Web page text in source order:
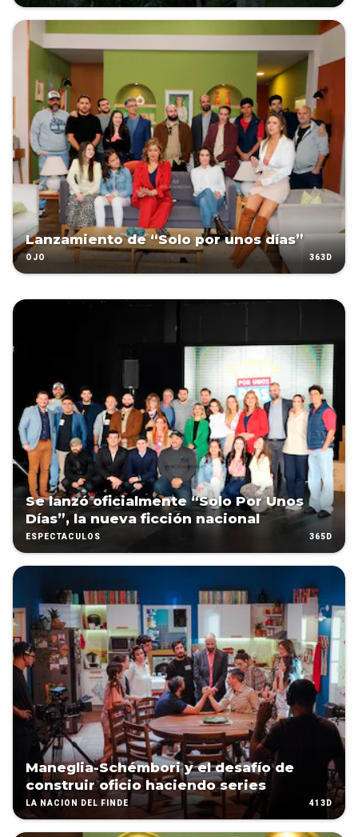
Lanzamiento de “Solo por unos días”
OJO 363D
Se lanzó oficialmente “Solo Por Unos
Días”, la nueva ficción nacional
ESPECTÁCULOS 365D
Maneglia-Schémbori y el desafío de
construir oficio haciendo series
LA NACIÓN DEL FINDE 413D